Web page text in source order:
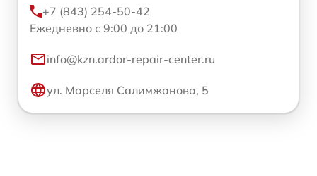
+7 (843) 254-50-42
Ежедневно с 9:00 до 21:00
info@kzn.ardor-repair-center.ru
ул. Марселя Салимжанова, 5